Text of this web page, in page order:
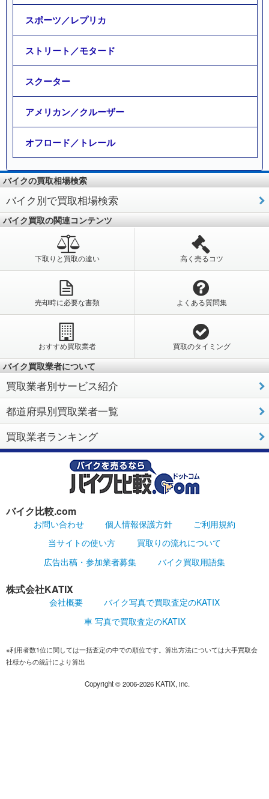
スポーツ／レプリカ
ストリート／モタード
スクーター
アメリカン／クルーザー
オフロード／トレール
バイクの買取相場検索
バイク別で買取相場検索
バイク買取の関連コンテンツ
下取りと買取の違い 高く売るコツ
売却時に必要な書類 よくある質問集
おすすめ買取業者 買取のタイミング
バイク買取業者について
買取業者別サービス紹介
都道府県別買取業者一覧
買取業者ランキング
バイク比較.com
お問い合わせ 個人情報保護方針
ご利用規約
当サイトの使い方
買取りの流れについて
広告出稿・参加業者募集
バイク買取用語集
株式会社KATIX
会社概要
バイク写真で買取査定のKATIX
車 写真で買取査定のKATIX
※利用者数1位に関しては一括査定の中での順位です。算出方法については大手買取会
社様からの統計により算出
Copyright ©2006-2026KATIX, inc.